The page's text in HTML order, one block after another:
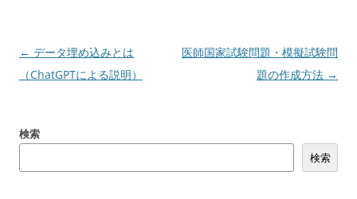
投
稿
ゲ
← データ埋め込みとは
（ChatGPTによる説明）
医師国家試験問題・模擬試験問
題の作成方法 →
検索
検索